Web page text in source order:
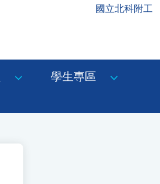
國立北科附工
學生專區